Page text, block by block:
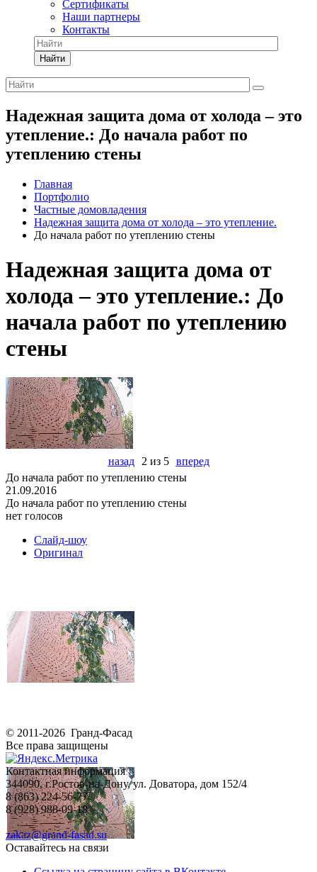
Сертификаты
Наши партнеры
Контакты
Найти
Надежная защита дома от холода – это
утепление.: До начала работ по
утеплению стены
Главная
Портфолио
Частные домовладения
Надежная защита дома от холода – это утепление.
До начала работ по утеплению стены
Надежная защита дома от
холода – это утепление.: До
начала работ по утеплению
стены
назад 2 из 5
вперед
До начала работ по утеплению стены
21.09.2016
До начала работ по утеплению стены
нет голосов
Слайд-шоу
Оригинал
© 2011-2026 Гранд-Фасад
Все права защищены
Контактная информация
344090, г.Ростов-на-Дону, ул. Доватора, дом 152/4
8 (863) 224-56-77
8 (928) 988-09-18
zakaz@grand-fasad.su
Оставайтесь на связи